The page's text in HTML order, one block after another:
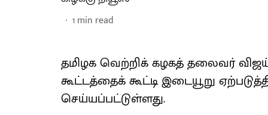
1min read
தமிழக வெற்றிக் கழகத் தலைவர்
கூட்டத்தைக் கூட்டி இடையூறு
செய்யப்பட்டுள்ளது.